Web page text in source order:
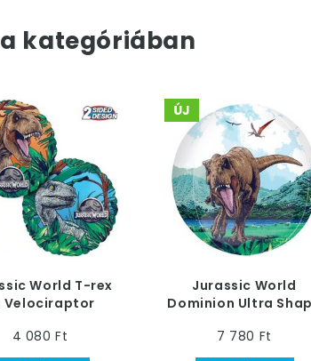
kategóriában
World T-rex
Velociraptor
4 080 Ft
ÚJ
Jurassic World
Dominion Ultra
Lufi, 38 cm
7 780 Ft